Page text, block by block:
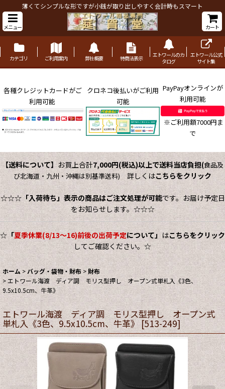
薄くてシンプルな形ですが小銭が取り出しやすく会計時もスマート
メニュー カート
カテゴリ ご利用案内 弊社概要 特商法表示
エトワールのカ
タログ
エトワール公式
サイト集
各種クレジットカードがご
利用可能
クロネコ後払いがご利用
可能
PayPayオンラインが
利用可能
※ご利用額7000円ま
で
【送料について】 お買上合計7,000円(税込)以上で送料当店負担(食品及
び北海道・九州・沖縄は別基準送料)詳しくはこちらをクリック
☆☆☆「入荷待ち」表示の商品はご注文処理が可能です。お届け予定日
をお知らせします。☆☆☆
☆「夏季休業(8/13～16)前後の出荷予定について」はこちらをクリック
してご確認ください。☆
ホーム > バッグ・袋物・財布 > 財布
>エトワール海渡 ディア調 モリス型押し オープン式単札入《3色、
9.5x10.5cm、牛革》
エトワール海渡 ディア調 モリス型押し オープン式
単札入《3色、9.5x10.5cm、牛革》 [513-249]